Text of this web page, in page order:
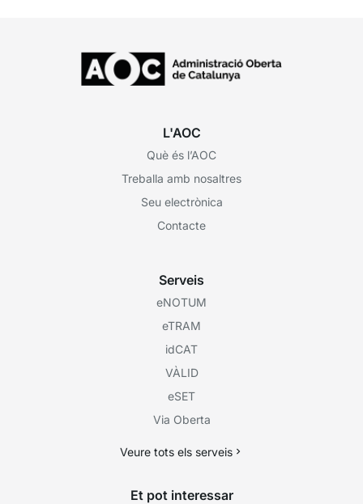
L'AOC
Què és l’AOC
Treballa amb nosaltres
Seu electrònica
Contacte
Serveis
eNOTUM
eTRAM
idCAT
VÀLID
eSET
Via Oberta
Veure tots els serveis
Et pot interessar